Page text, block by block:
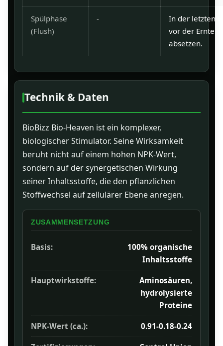
Spülphase
(Flush)
-
In der letzten
vor der Ernte
absetzen.
Technik & Daten
BioBizz Bio-Heaven ist ein komplexer,
biologischer Stimulator. Seine Wirksamkeit
beruht nicht auf einem hohen NPK-Wert,
sondern auf der synergetischen Wirkung
seiner Inhaltsstoffe, die den pflanzlichen
Stoffwechsel auf zellulärer Ebene anregen.
ZUSAMMENSETZUNG
Basis:
100% organische
Inhaltsstoffe
Hauptwirkstoffe:
Aminosäuren,
hydrolysierte
Proteine
NPK-Wert (ca.): 0.91-0.18-0.24